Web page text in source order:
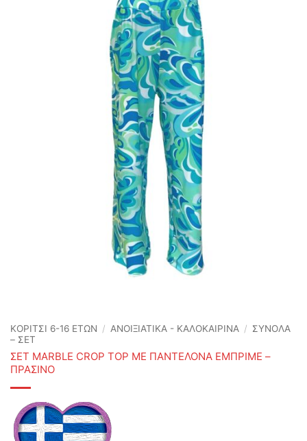
ΚΟΡΙΤΣΙ 6-16 ΕΤΩΝ / ΑΝΟΙΞΙΆΤΙΚΑ - ΚΑΛΟΚΑΙΡΙΝΆ / ΣΥΝΟΛΑ
– ΣΕΤ
ΣΕΤ MARBLE CROP TOP ΜΕ ΠΑΝΤΕΛΟΝΑ ΕΜΠΡΙΜΕ –
ΠΡΑΣΙΝΟ